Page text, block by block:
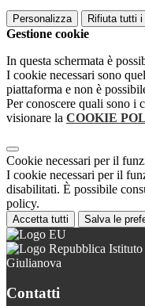
Personalizza Rifiuta tutti i
Gestione cookie
In questa schermata è
I cookie necessari sono
piattaforma e non è
Per conoscere quali sono i
visionare la COOKIE
Cookie necessari per il
I cookie necessari per il
disabilitati. È possibile
policy.
Accetta tutti Salva le
Istituto
Giulianova
Contatti